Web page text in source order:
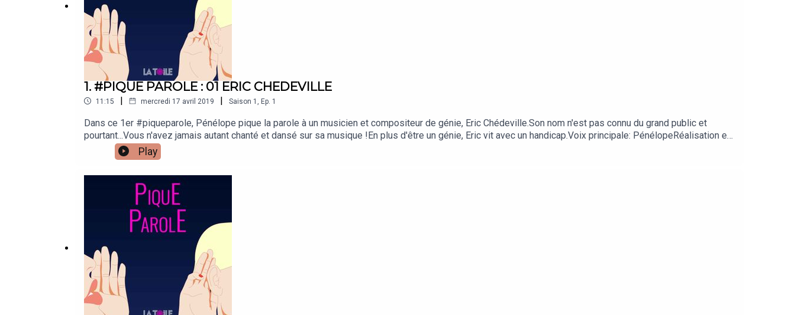
1. #PIQUE PAROLE : 01 ERIC CHEDEVILLE
11:15 | mercredi 17 avril 2019 | Saison 1 Ep. 1
Dans ce 1er #piqueparole, Pénélope pique la parole à un musicien et compositeur de génie, Eric Chédeville.Son nom n'est pas connu du grand public et
pourtant...Vous n'avez jamais autant chanté et dansé sur sa musique !En plus d'être un génie, Eric vit avec un handicap.Voix principale: PénélopeRéalisation et
Production: Agence La ToileComédiens:Guy de Tonquédec pour la voix du père et de GuyManQuentin Bossis, pour la voix du hardeurJoy Belmont pour la voix
de MarieMusiques:"Oneself", Jincheng zhang"Héroines", Keen'V"Pomme", Sébatien Tellier"Spring waltz" Chopin"Knight Club" Crydamoure - Eric Chédeville &
temps qu'il nous a accordé pour ce Pique Parole.Pour plus d'informations sur la confidentialité de vos données, visitez Acast.com/privacy
Play